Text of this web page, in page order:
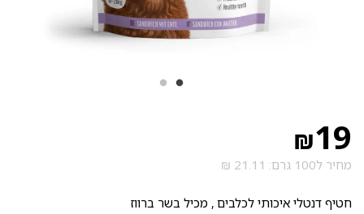
₪19
מחיר ל100 גרם: 21.11 ₪
חטיף דנטלי איכותי לכלבים , מכיל בשר ברווז